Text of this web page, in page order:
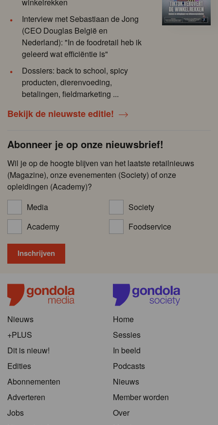
Interview met Sebastiaan de Jong
(CEO Douglas België en
Nederland): "In de foodretail heb ik
geleerd wat efficiëntie is"
Dossiers: back to school, spicy
producten, dierenvoeding,
betalingen, fieldmarketing ...
Bekijk de nieuwste editie!
Abonneer je op onze nieuwsbrief!
Wil je op de hoogte blijven van het laatste retailnieuws
(Magazine), onze evenementen (Society) of onze
opleidingen (Academy)?
Media
Society
Academy
Foodservice
Nieuws
+PLUS
Dit is nieuw!
Edities
Abonnementen
Adverteren
Jobs
Home
Sessies
In beeld
Podcasts
Nieuws
Member worden
Over